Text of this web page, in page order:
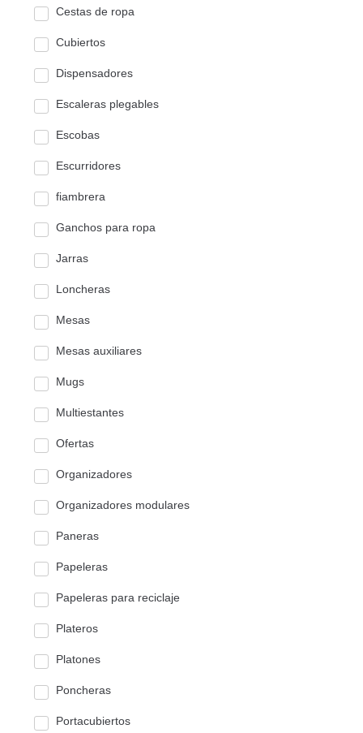
Cestas de ropa
Cubiertos
Dispensadores
Escaleras plegables
Escobas
Escurridores
fiambrera
Ganchos para ropa
Jarras
Loncheras
Mesas
Mesas auxiliares
Mugs
Multiestantes
Ofertas
Organizadores
Organizadores modulares
Paneras
Papeleras
Papeleras para reciclaje
Plateros
Platones
Poncheras
Portacubiertos